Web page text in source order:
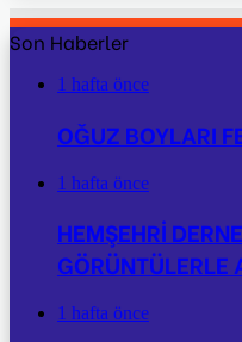
Son Haberler
1 hafta önce
OĞUZ BOYLARI
1 hafta önce
HEMŞEHRİ
GÖRÜNTÜLERLE
1 hafta önce